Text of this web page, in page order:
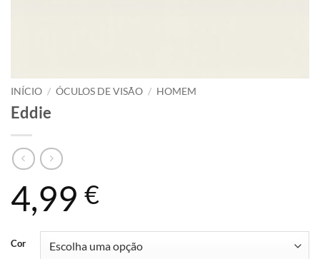
INÍCIO / ÓCULOS DE VISÃO / HOMEM
Eddie
4,99 €
Cor